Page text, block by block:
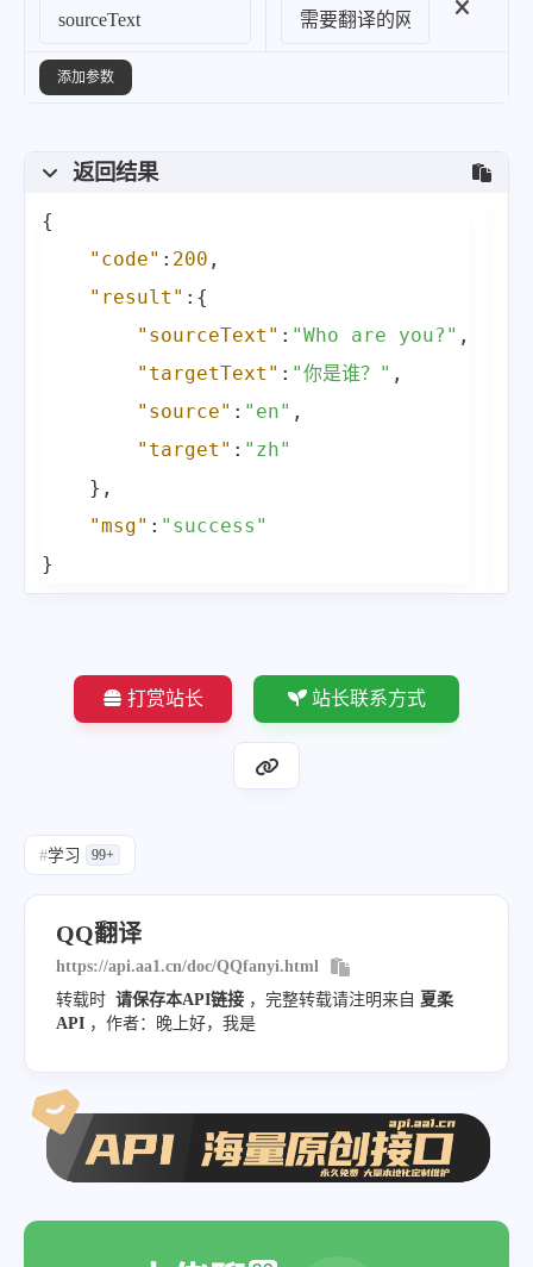
添加参数
返回结果
{
"code" : 200 ,
"result" : {
"sourceText" : "Who are you?" ,
"targetText" : "你是谁？" ,
"source" : "en" ,
"target" : "zh"
} ,
"msg" : "success"
}
打赏站长 站长联系方式
#学习 99+
QQ翻译
https://api.aa1.cn/doc/QQfanyi.html
转载时 请保存本API链接 ，完整转载请注明来自 夏柔
API ，作者：晚上好，我是